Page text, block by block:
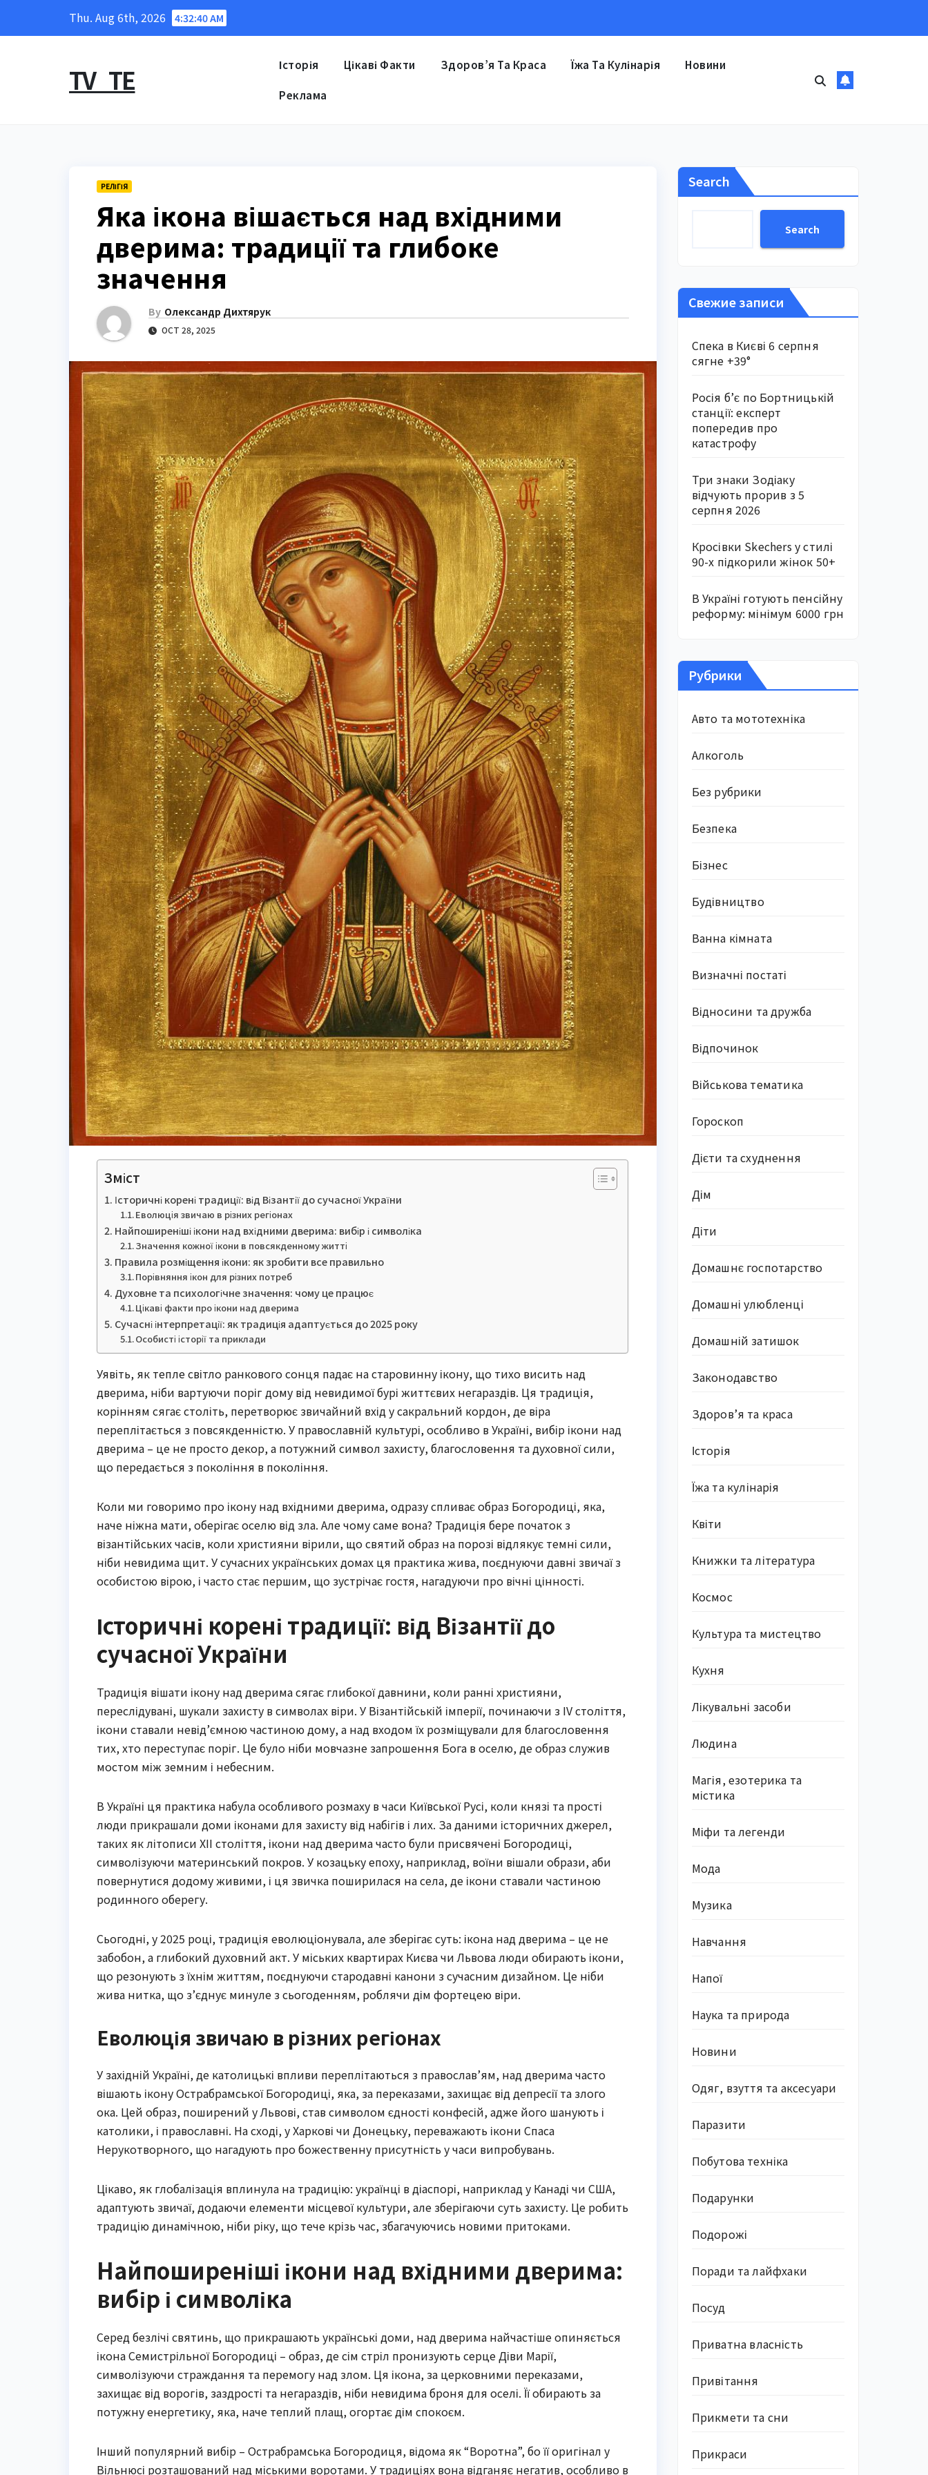
Thu. Aug 6th, 2026 4:32:41 AM
TV_TE Історія Цікаві Факти Здоров’я Та Краса Їжа Та Кулінарія Новини
Реклама
РЕЛІГІЯ
Яка ікона вішається над вхідними
дверима: традиції та глибоке
значення
By Олександр Дихтярук
OCT 28, 2025
Зміст
Історичні корені традиції: від Візантії до сучасної України
Еволюція звичаю в різних регіонах
Найпоширеніші ікони над вхідними дверима: вибір і символіка
Значення кожної ікони в повсякденному житті
Правила розміщення ікони: як зробити все правильно
Порівняння ікон для різних потреб
Духовне та психологічне значення: чому це працює
Цікаві факти про ікони над дверима
Сучасні інтерпретації: як традиція адаптується до 2025 року
Особисті історії та приклади
Уявіть, як тепле світло ранкового сонця падає на старовинну ікону, що тихо висить над
дверима, ніби вартуючи поріг дому від невидимої бурі життєвих негараздів. Ця традиція,
корінням сягає століть, перетворює звичайний вхід у сакральний кордон, де віра
переплітається з повсякденністю. У православній культурі, особливо в Україні, вибір ікони над
дверима – це не просто декор, а потужний символ захисту, благословення та духовної сили,
що передається з покоління в покоління.
Коли ми говоримо про ікону над вхідними дверима, одразу спливає образ Богородиці, яка,
наче ніжна мати, оберігає оселю від зла. Але чому саме вона? Традиція бере початок з
візантійських часів, коли християни вірили, що святий образ на порозі відлякує темні сили,
ніби невидима щит. У сучасних українських домах ця практика жива, поєднуючи давні звичаї з
особистою вірою, і часто стає першим, що зустрічає гостя, нагадуючи про вічні цінності.
Історичні корені традиції: від Візантії до
сучасної України
Традиція вішати ікону над дверима сягає глибокої давнини, коли ранні християни,
переслідувані, шукали захисту в символах віри. У Візантійській імперії, починаючи з IV століття,
ікони ставали невід’ємною частиною дому, а над входом їх розміщували для благословення
тих, хто переступає поріг. Це було ніби мовчазне запрошення Бога в оселю, де образ служив
мостом між земним і небесним.
В Україні ця практика набула особливого розмаху в часи Київської Русі, коли князі та прості
люди прикрашали доми іконами для захисту від набігів і лих. За даними історичних джерел,
таких як літописи XII століття, ікони над дверима часто були присвячені Богородиці,
символізуючи материнський покров. У козацьку епоху, наприклад, воїни вішали образи, аби
повернутися додому живими, і ця звичка поширилася на села, де ікони ставали частиною
родинного оберегу.
Сьогодні, у 2025 році, традиція еволюціонувала, але зберігає суть: ікона над дверима – це не
забобон, а глибокий духовний акт. У міських квартирах Києва чи Львова люди обирають ікони,
що резонують з їхнім життям, поєднуючи стародавні канони з сучасним дизайном. Це ніби
жива нитка, що з’єднує минуле з сьогоденням, роблячи дім фортецею віри.
Еволюція звичаю в різних регіонах
У західній Україні, де католицькі впливи переплітаються з православ’ям, над дверима часто
вішають ікону Острабрамської Богородиці, яка, за переказами, захищає від депресії та злого
ока. Цей образ, поширений у Львові, став символом єдності конфесій, адже його шанують і
католики, і православні. На сході, у Харкові чи Донецьку, переважають ікони Спаса
Нерукотворного, що нагадують про божественну присутність у часи випробувань.
Цікаво, як глобалізація вплинула на традицію: українці в діаспорі, наприклад у Канаді чи США,
адаптують звичаї, додаючи елементи місцевої культури, але зберігаючи суть захисту. Це робить
традицію динамічною, ніби ріку, що тече крізь час, збагачуючись новими притоками.
Найпоширеніші ікони над вхідними дверима:
вибір і символіка
Серед безлічі святинь, що прикрашають українські доми, над дверима найчастіше опиняється
ікона Семистрільної Богородиці – образ, де сім стріл пронизують серце Діви Марії,
символізуючи страждання та перемогу над злом. Ця ікона, за церковними переказами,
захищає від ворогів, заздрості та негараздів, ніби невидима броня для оселі. Її обирають за
потужну енергетику, яка, наче теплий плащ, огортає дім спокоєм.
Інший популярний вибір – Острабрамська Богородиця, відома як “Воротна”, бо її оригінал у
Вільнюсі розташований над міськими воротами. У традиціях вона відганяє негатив, особливо в
Search
Search
Свежие записи
Спека в Києві 6 серпня
сягне +39°
Росія б’є по Бортницькій
станції: експерт
попередив про
катастрофу
Три знаки Зодіаку
відчують прорив з 5
серпня 2026
Кросівки Skechers у стилі
90-х підкорили жінок 50+
В Україні готують пенсійну
реформу: мінімум 6000 грн
Рубрики
Авто та мототехніка
Алкоголь
Без рубрики
Безпека
Бізнес
Будівництво
Ванна кімната
Визначні постаті
Відносини та дружба
Відпочинок
Військова тематика
Гороскоп
Дієти та схуднення
Дім
Діти
Домашнє госпотарство
Домашні улюбленці
Домашній затишок
Законодавство
Здоров’я та краса
Історія
Їжа та кулінарія
Квіти
Книжки та література
Космос
Культура та мистецтво
Кухня
Лікувальні засоби
Людина
Магія, езотерика та
містика
Міфи та легенди
Мода
Музика
Навчання
Напої
Наука та природа
Новини
Одяг, взуття та аксесуари
Паразити
Побутова техніка
Подарунки
Подорожі
Поради та лайфхаки
Посуд
Приватна власність
Привітання
Прикмети та сни
Прикраси